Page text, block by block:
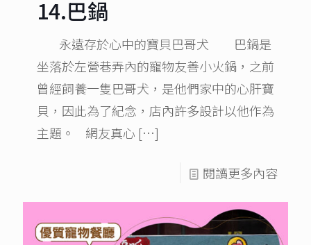
14.巴鍋
永遠存於心中的寶貝巴哥犬 巴鍋是
坐落於左營巷弄內的寵物友善小火鍋，之前
曾經飼養一隻巴哥犬，是他們家中的心肝寶
貝，因此為了紀念，店內許多設計以他作為
主題。 網友真心 […]
閱讀更多內容